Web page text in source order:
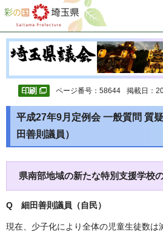
彩の国 埼玉県
ページ番号：58644 掲載日：
平成27年9月定例会 一般質問 質
田善則議員）
県南部地域の新たな特別支援学校
Q 細田善則議員（自民）
現在、少子化により全体の児童生徒数は